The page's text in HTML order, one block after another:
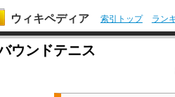
ウィキペディア 索引トップ ラン
ウンドテニス